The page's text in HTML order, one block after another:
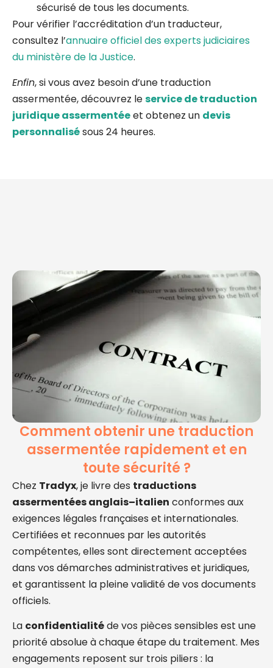
sécurisé de tous les documents.
Pour vérifier l’accréditation d’un traducteur,
consultez l’annuaire officiel des experts judiciaires
du ministère de la Justice.
Enfin, si vous avez besoin d’une traduction
assermentée, découvrez leservice de traduction
juridique assermentéeet obtenez un devis
personnalisésous 24 heures.
Comment obtenir une traduction
assermentée rapidement et en
toute sécurité ?
Chez Tradyx, je livre des traductions
assermentées anglais–italien conformes aux
exigences légales françaises et internationales.
Certifiées et reconnues par les autorités
compétentes, elles sont directement acceptées
dans vos démarches administratives et juridiques,
et garantissent la pleine validité de vos documents
officiels.
La confidentialitéde vos pièces sensibles est une
priorité absolue à chaque étape du traitement. Mes
engagements reposent sur trois piliers : la